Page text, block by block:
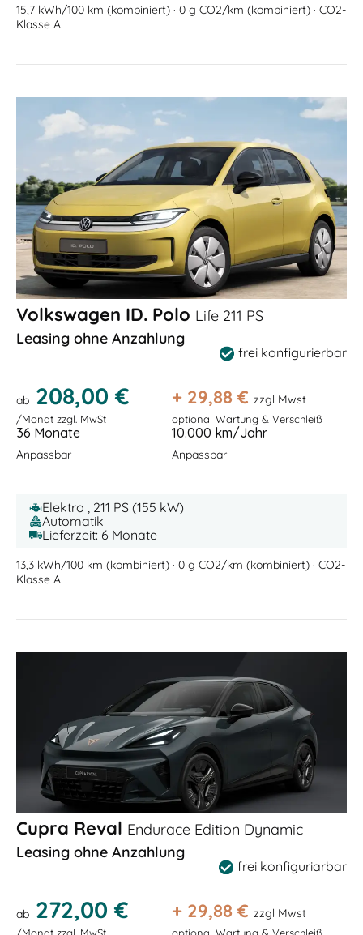
15,7 kWh/100 km (kombiniert) · 0 g CO2/km (kombiniert) · CO2-
Klasse A
Volkswagen ID. Polo Life 211 PS
Leasing ohne Anzahlung
frei konfigurierbar
ab 208,00 €
/Monat zzgl. MwSt
+ 29,88 € zzgl Mwst
optional Wartung & Verschleiß
36 Monate
Anpassbar
10.000 km/Jahr
Anpassbar
Elektro , 211 PS (155 kW)
Automatik
Lieferzeit: 6 Monate
13,3 kWh/100 km (kombiniert) · 0 g CO2/km (kombiniert) · CO2-
Klasse A
Cupra Reval Endurace Edition Dynamic
Leasing ohne Anzahlung
frei konfiguriarbar
ab 272,00 € + 29,88 € zzgl Mwst